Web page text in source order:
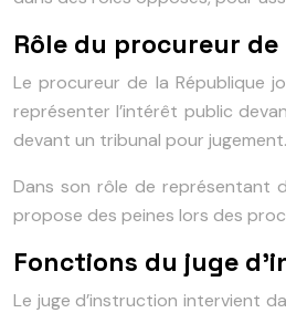
Rôle du procureur
Le procureur de la République
représenter l’intérêt public
devant un tribunal pour jugement.
Dans son rôle de représentant
propose des peines lors des
Fonctions du juge
Le juge d’instruction intervient